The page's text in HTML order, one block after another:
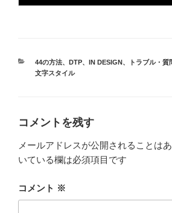
カ
テ
44の方法、 DTP、 IN DESIGN、 トラブル・質
文字スタイル
コメントを残す
メールアドレスが公開されることはあ
いている欄は必須項目です
コメント ※